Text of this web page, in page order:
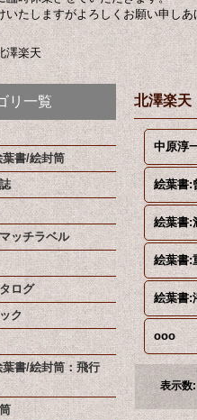
いたしますがよろしくお願い申しあ
澤楽天
リ一覧
書/絵封筒
ッチラベル
ログ
ク
書/絵封筒：飛行
北澤楽天
中原淳
絵葉書:
絵葉書:
絵葉書:
絵葉書:
ooo
表示数: